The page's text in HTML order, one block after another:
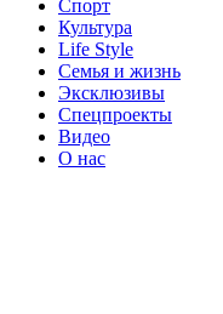
Спорт
Культура
Life Style
Семья и жизнь
Эксклюзивы
Спецпроекты
Видео
О нас